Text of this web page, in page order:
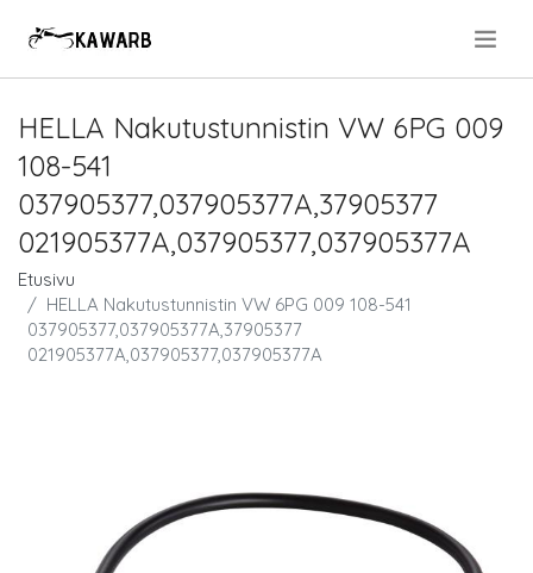
HELLA Nakutustunnistin VW 6PG 009
108-541
037905377,037905377A,37905377
021905377A,037905377,037905377A
Etusivu
HELLA Nakutustunnistin VW 6PG 009 108-541
037905377,037905377A,37905377
021905377A,037905377,037905377A